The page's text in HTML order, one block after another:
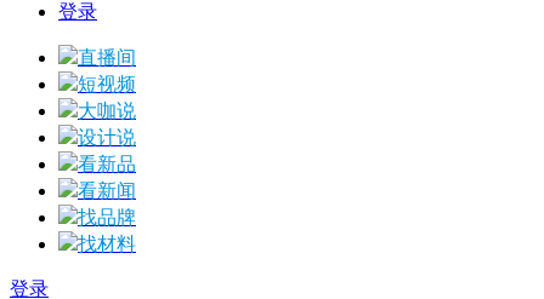
登录
直播间
短视频
大咖说
设计说
看新品
看新闻
找品牌
找材料
登录